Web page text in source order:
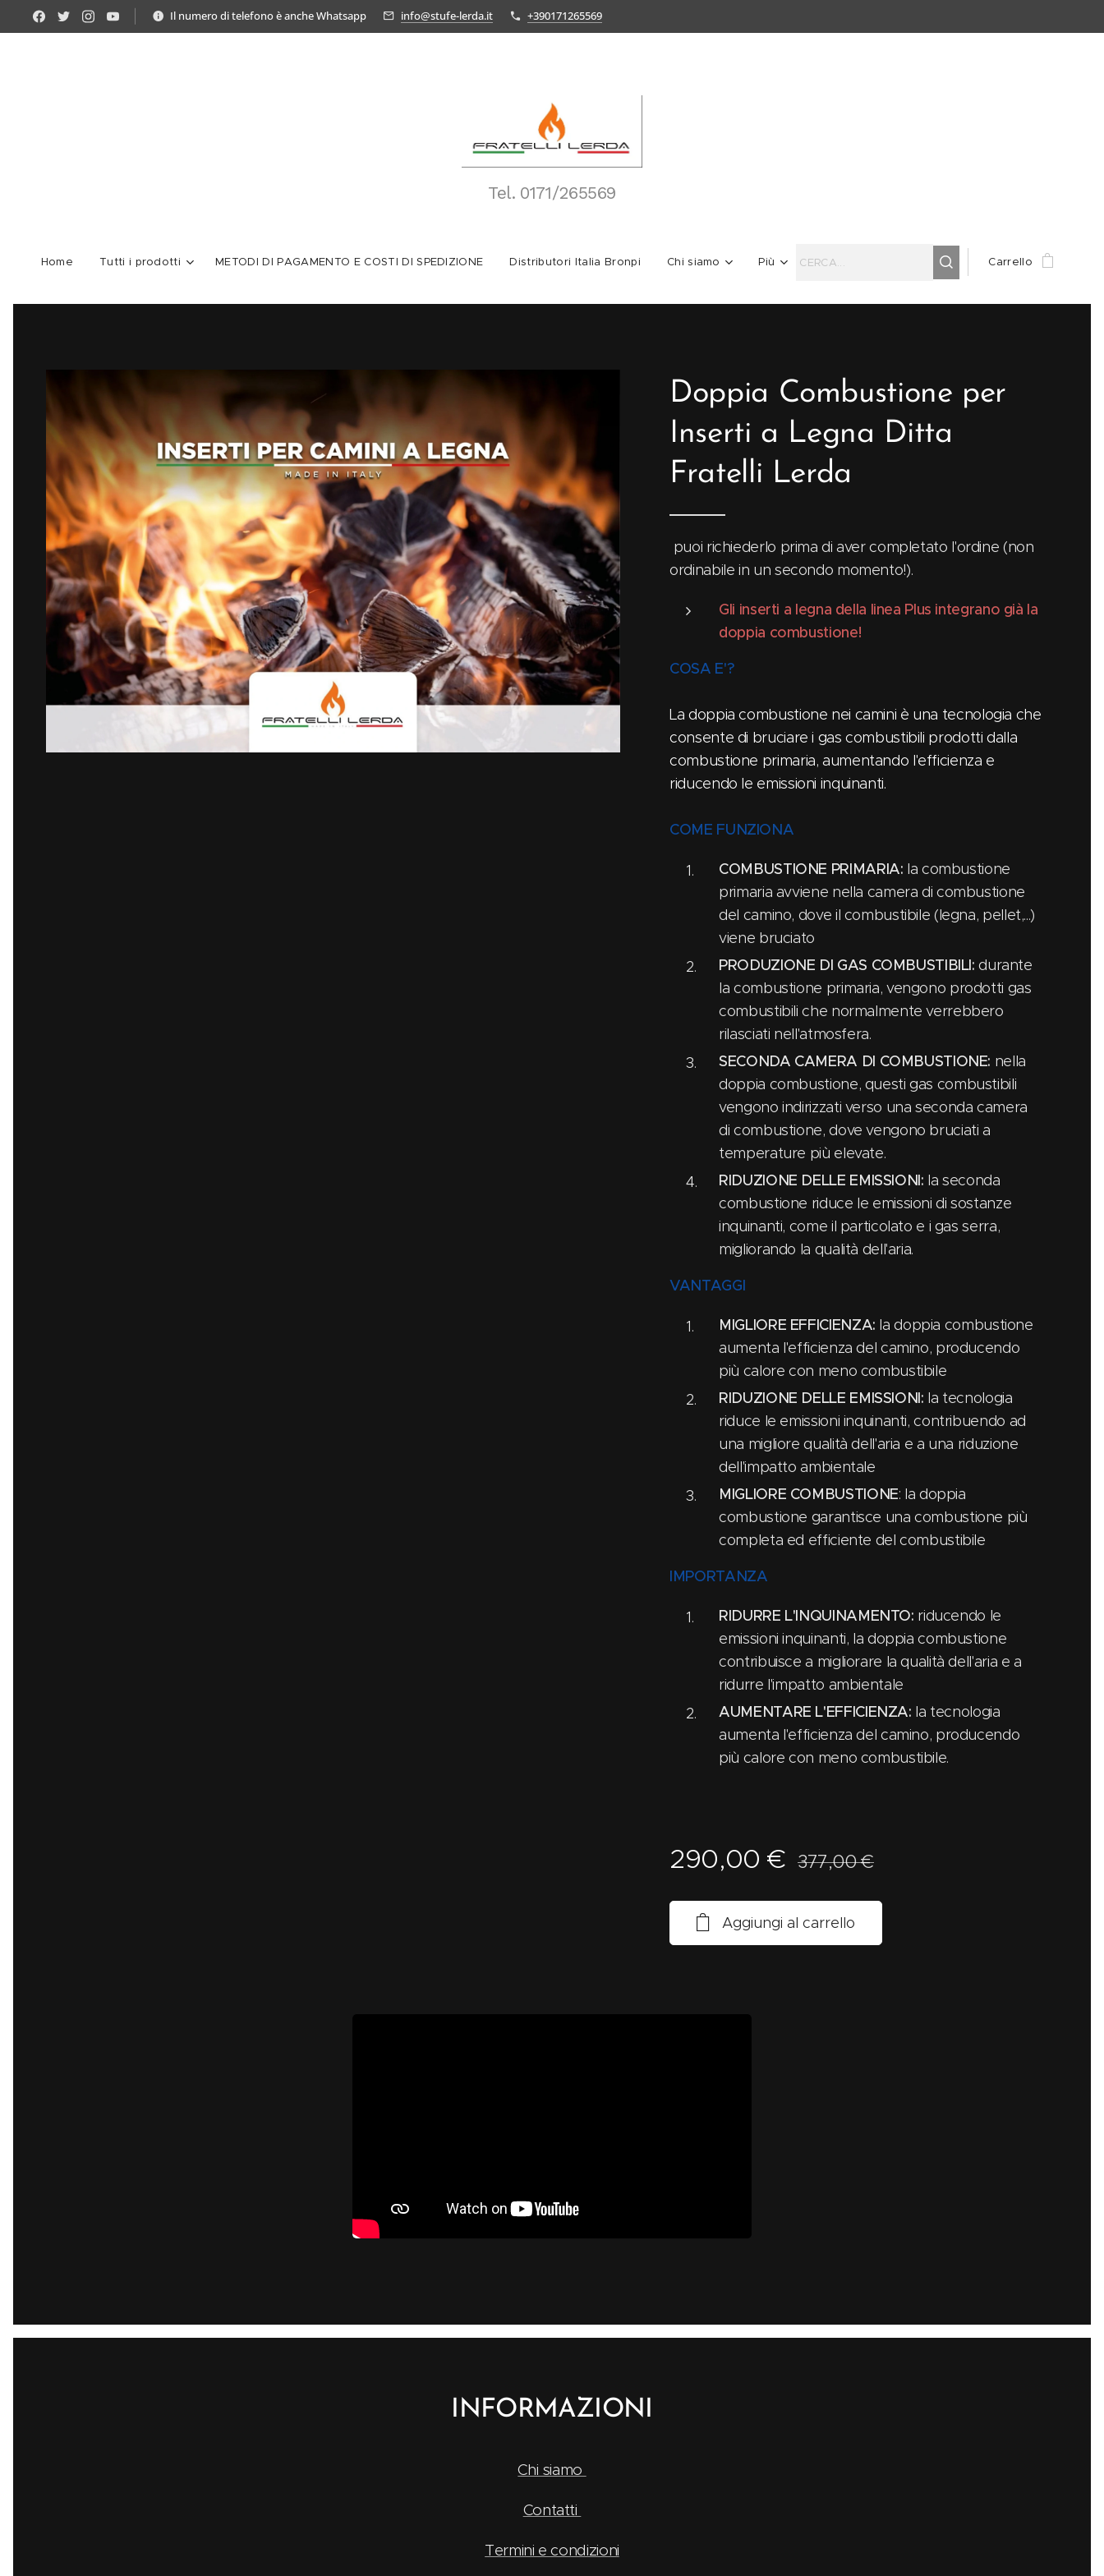
Il numero di telefono è anche Whatsapp info@stufe-lerda.it +390171265569
Tel. 0171/265569
Home Tutti i prodotti METODI DI PAGAMENTO E COSTI DI SPEDIZIONE Distributori Italia Bronpi Chi siamo Più Carrello
Doppia Combustione per
Inserti a Legna Ditta
Fratelli Lerda
puoi richiederlo prima di aver completato l'ordine (non
ordinabile in un secondo momento!).
Gli inserti a legna della linea Plus integrano già la
doppia combustione!
COSA E'?
La doppia combustione nei camini è una tecnologia che
consente di bruciare i gas combustibili prodotti dalla
combustione primaria, aumentando l'efficienza e
riducendo le emissioni inquinanti.
COME FUNZIONA
COMBUSTIONE PRIMARIA: la combustione
primaria avviene nella camera di combustione
del camino, dove il combustibile (legna, pellet,...)
viene bruciato
PRODUZIONE DI GAS COMBUSTIBILI: durante
la combustione primaria, vengono prodotti gas
combustibili che normalmente verrebbero
rilasciati nell'atmosfera.
SECONDA CAMERA DI COMBUSTIONE: nella
doppia combustione, questi gas combustibili
vengono indirizzati verso una seconda camera
di combustione, dove vengono bruciati a
temperature più elevate.
RIDUZIONE DELLE EMISSIONI: la seconda
combustione riduce le emissioni di sostanze
inquinanti, come il particolato e i gas serra,
migliorando la qualità dell'aria.
VANTAGGI
MIGLIORE EFFICIENZA: la doppia combustione
aumenta l'efficienza del camino, producendo
più calore con meno combustibile
RIDUZIONE DELLE EMISSIONI: la tecnologia
riduce le emissioni inquinanti, contribuendo ad
una migliore qualità dell'aria e a una riduzione
dell'impatto ambientale
MIGLIORE COMBUSTIONE: la doppia
combustione garantisce una combustione più
completa ed efficiente del combustibile
IMPORTANZA
RIDURRE L'INQUINAMENTO: riducendo le
emissioni inquinanti, la doppia combustione
contribuisce a migliorare la qualità dell'aria e a
ridurre l'impatto ambientale
AUMENTARE L'EFFICIENZA: la tecnologia
aumenta l'efficienza del camino, producendo
più calore con meno combustibile.
290,00 € 377,00€
Aggiungi al carrello
INFORMAZIONI
Chi siamo
Contatti
Termini e condizioni